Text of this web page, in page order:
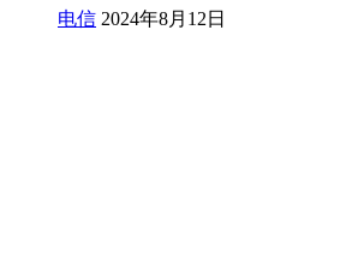
电信 2024年8月12日